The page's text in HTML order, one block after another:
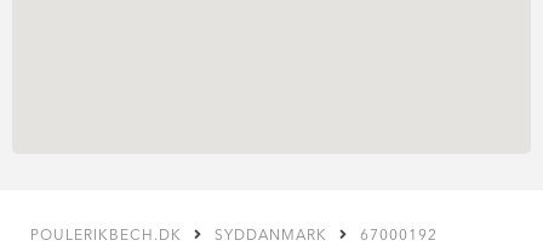
POULERIKBECH.DK SYDDANMARK 67000192